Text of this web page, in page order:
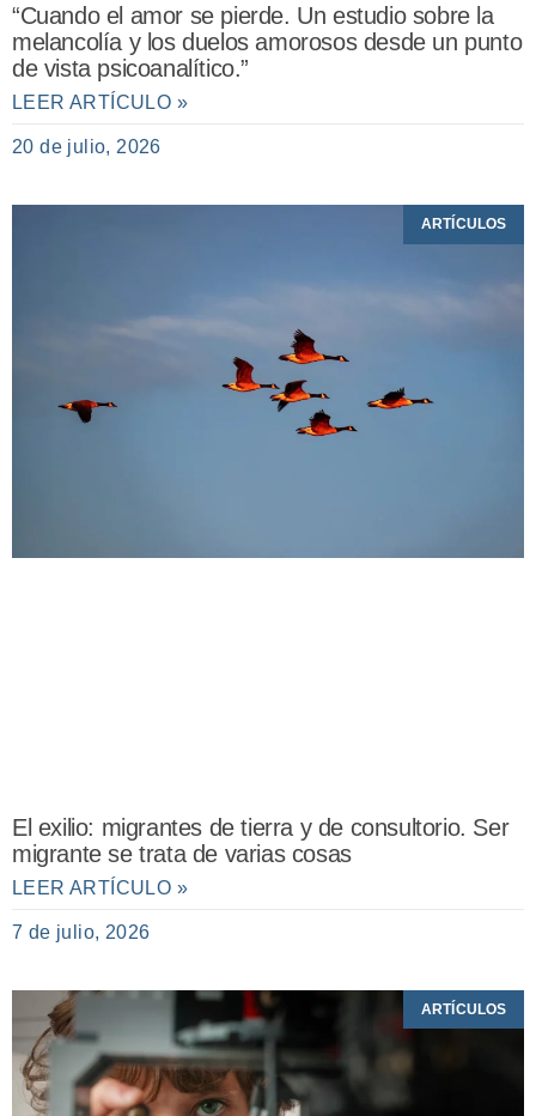
“Cuando el amor se pierde. Un estudio sobre la
melancolía y los duelos amorosos desde un punto
de vista psicoanalítico.”
LEER ARTÍCULO »
20 de julio, 2026
ARTÍCULOS
El exilio: migrantes de tierra y de consultorio. Ser
migrante se trata de varias cosas
LEER ARTÍCULO »
7 de julio, 2026
ARTÍCULOS